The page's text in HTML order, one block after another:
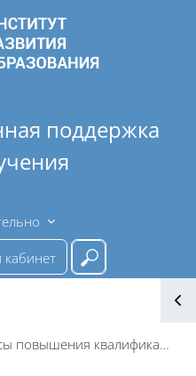
поддержка
Введите ваш
Курсы повышения квалификации